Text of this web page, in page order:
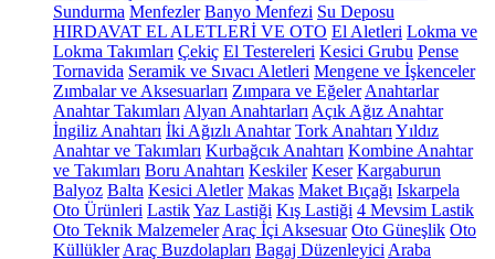
Sundurma Menfezler Banyo Menfezi Su Deposu
HIRDAVAT EL ALETLERİ VE OTO El Aletleri Lokma ve
Lokma Takımları Çekiç El Testereleri Kesici Grubu Pense
Tornavida Seramik ve Sıvacı Aletleri Mengene ve İşkenceler
Zımbalar ve Aksesuarları Zımpara ve Eğeler Anahtarlar
Anahtar Takımları Alyan Anahtarları Açık Ağız Anahtar
İngiliz Anahtarı İki Ağızlı Anahtar Tork Anahtarı Yıldız
Anahtar ve Takımları Kurbağcık Anahtarı Kombine Anahtar
ve Takımları Boru Anahtarı Keskiler Keser Kargaburun
Balyoz Balta Kesici Aletler Makas Maket Bıçağı Iskarpela
Oto Ürünleri LastikYaz Lastiği Kış Lastiği 4 Mevsim Lastik
Oto Teknik Malzemeler Araç İçi Aksesuar Oto Güneşlik Oto
Küllükler Araç Buzdolapları Bagaj Düzenleyici Araba